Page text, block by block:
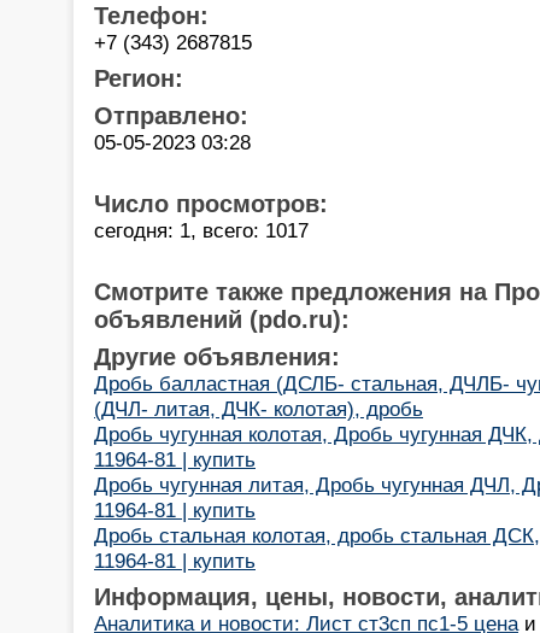
Телефон:
+7 (343) 2687815
Регион:
Отправлено:
05-05-2023 03:28
Число просмотров:
сегодня: 1, всего: 1017
Смотрите также предложения на
объявлений (pdo.ru):
Другие объявления:
Дробь балластная (ДСЛБ- стальная, ДЧЛБ-
(ДЧЛ- литая, ДЧК- колотая), дробь
Дробь чугунная колотая, Дробь чугунная
11964-81 | купить
Дробь чугунная литая, Дробь чугунная ДЧЛ,
11964-81 | купить
Дробь стальная колотая, дробь стальная
11964-81 | купить
Информация, цены, новости,
Аналитика и новости: Лист ст3сп пс1-5 цена